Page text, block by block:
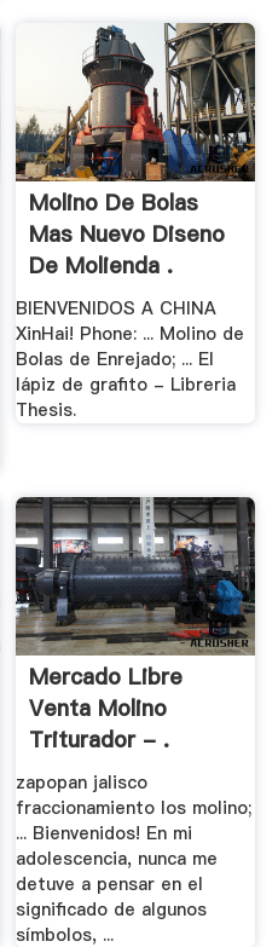
Molino De Bolas
Mas Nuevo Diseno
De Molienda .
BIENVENIDOS A CHINA
XinHai! Phone: ... Molino de
Bolas de Enrejado; ... El
lápiz de grafito - Libreria
Thesis.
Mercado Libre
Venta Molino
Triturador - .
zapopan jalisco
fraccionamiento los molino;
... Bienvenidos! En mi
adolescencia, nunca me
detuve a pensar en el
significado de algunos
símbolos, ...